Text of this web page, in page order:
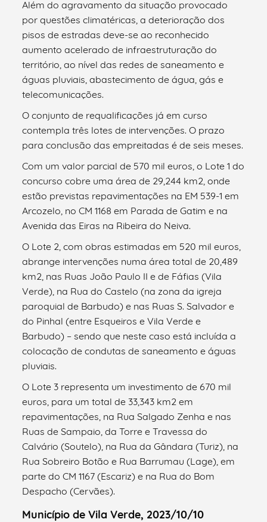
Além do agravamento da situação provocado
por questões climatéricas, a deterioração dos
pisos de estradas deve-se ao reconhecido
aumento acelerado de infraestruturação do
território, ao nível das redes de saneamento e
águas pluviais, abastecimento de água, gás e
telecomunicações.
O conjunto de requalificações já em curso
contempla três lotes de intervenções. O prazo
para conclusão das empreitadas é de seis meses.
Com um valor parcial de 570 mil euros, o Lote 1 do
concurso cobre uma área de 29,244 km2, onde
estão previstas repavimentações na EM 539-1 em
Arcozelo, no CM 1168 em Parada de Gatim e na
Avenida das Eiras na Ribeira do Neiva.
O Lote 2, com obras estimadas em 520 mil euros,
abrange intervenções numa área total de 20,489
km2, nas Ruas João Paulo II e de Fáfias (Vila
Verde), na Rua do Castelo (na zona da igreja
paroquial de Barbudo) e nas Ruas S. Salvador e
do Pinhal (entre Esqueiros e Vila Verde e
Barbudo) – sendo que neste caso está incluída a
colocação de condutas de saneamento e águas
pluviais.
O Lote 3 representa um investimento de 670 mil
euros, para um total de 33,343 km2 em
repavimentações, na Rua Salgado Zenha e nas
Ruas de Sampaio, da Torre e Travessa do
Calvário (Soutelo), na Rua da Gândara (Turiz), na
Rua Sobreiro Botão e Rua Barrumau (Lage), em
parte do CM 1167 (Escariz) e na Rua do Bom
Despacho (Cervães).
Município de Vila Verde, 2023/10/10